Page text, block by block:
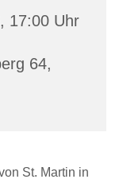
17:00 Uhr
64,
St. Martin in